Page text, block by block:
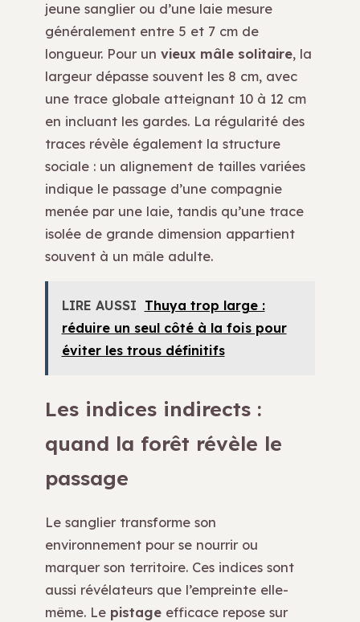
jeune sanglier ou d’une laie mesure
généralement entre 5 et 7 cm de
longueur. Pour un vieux mâle solitaire, la
largeur dépasse souvent les 8 cm, avec
une trace globale atteignant 10 à 12 cm
en incluant les gardes. La régularité des
traces révèle également la structure
sociale : un alignement de tailles variées
indique le passage d’une compagnie
menée par une laie, tandis qu’une trace
isolée de grande dimension appartient
souvent à un mâle adulte.
LIRE AUSSI Thuya trop large :
réduire un seul côté à la fois pour
éviter les trous définitifs
Les indices indirects :
quand la forêt révèle le
passage
Le sanglier transforme son
environnement pour se nourrir ou
marquer son territoire. Ces indices sont
aussi révélateurs que l’empreinte elle-
même. Le pistage efficace repose sur